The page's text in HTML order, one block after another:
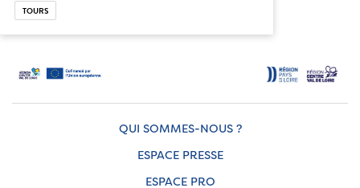
TOURS
QUI SOMMES-NOUS ?
ESPACE PRESSE
ESPACE PRO